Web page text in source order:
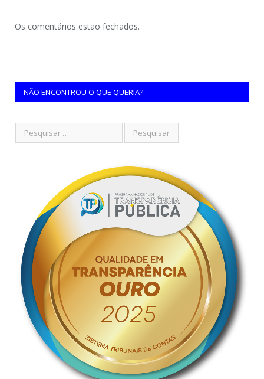
Os comentários estão fechados.
NÃO ENCONTROU O QUE QUERIA?